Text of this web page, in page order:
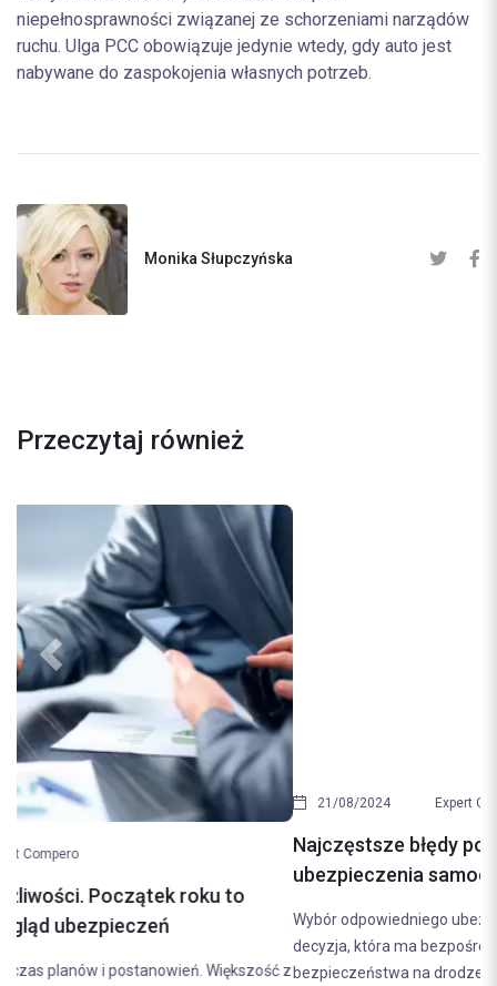
niepełnosprawności związanej ze schorzeniami narządów
ruchu. Ulga PCC obowiązuje jedynie wtedy, gdy auto jest
nabywane do zaspokojenia własnych potrzeb.
Monika Słupczyńska
Przeczytaj również
21/08/2024
Najczęstsze błędy popełniane przy wyborze
ubezpieczenia samochodowego. Jak ich uniknąć?
Wybór odpowiedniego ubezpieczenia samochodowego to
Previous